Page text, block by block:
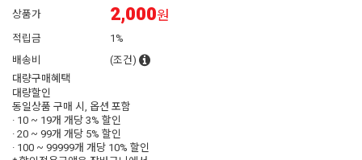
상품가 2,000원
적립금
1%
배송비
(조건)
대량구매혜택
대량할인
동일상품 구매 시, 옵션 포함
· 10 ~ 19개 개당3% 할인
· 20 ~ 99개 개당 5% 할인
· 100 ~ 99999개 개당 10% 할인